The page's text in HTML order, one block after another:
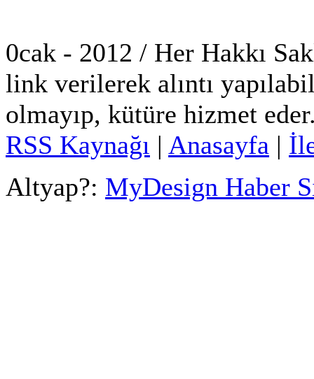
0cak - 2012 / Her Hakkı
link verilerek alıntı
olmayıp, kütüre hizmet
RSS Kaynağı | Anasayfa |
Altyap?: MyDesign Haber